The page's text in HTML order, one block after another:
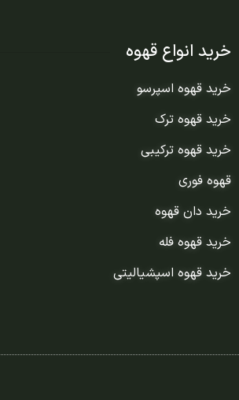
خرید انواع قهوه
خرید قهوه اسپرسو
خرید قهوه ترک
خرید قهوه ترکیبی
قهوه فوری
خرید دان قهوه
خرید قهوه فله
خرید قهوه اسپشیالیتی